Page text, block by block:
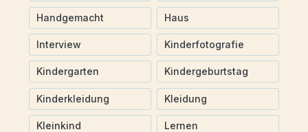
Handgemacht Haus
Interview Kinderfotografie
Kindergarten Kindergeburtstag
Kinderkleidung Kleidung
Kleinkind Lernen